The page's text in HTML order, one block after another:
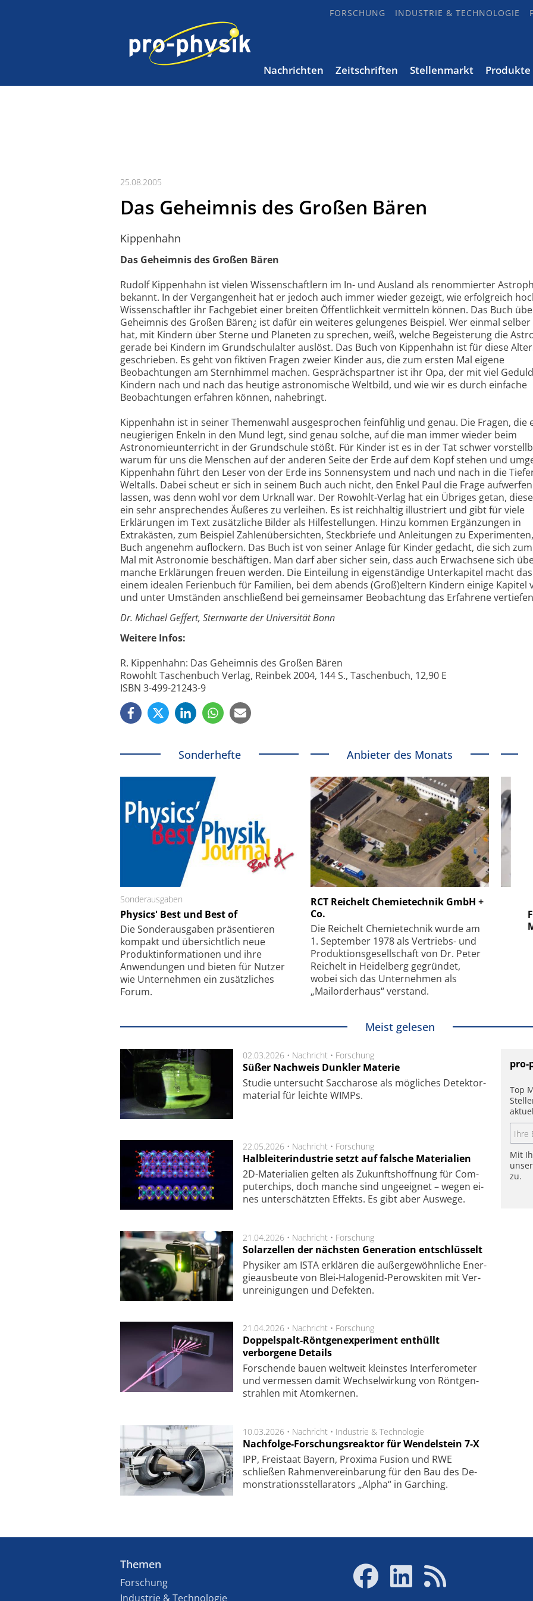
FORSCHUNG INDUSTRIE & TECHNOLOGIE
Nachrichten Zeitschriften Stellenmarkt Produkte
25.08.2005
Das Geheimnis des Großen Bären
Kippenhahn
Das Geheimnis des Großen Bären
Rudolf Kippenhahn ist vielen Wissenschaftlern im In- und Ausland als renommierter
bekannt. In der Vergangenheit hat er jedoch auch immer wieder gezeigt, wie erfolgreich
Wissenschaftler ihr Fachgebiet einer breiten Öffentlichkeit vermitteln können. Das Buch
Geheimnis des Großen Bären¿ ist dafür ein weiteres gelungenes Beispiel. Wer einmal
hat, mit Kindern über Sterne und Planeten zu sprechen, weiß, welche Begeisterung die
gerade bei Kindern im Grundschulalter auslöst. Das Buch von Kippenhahn ist für diese
geschrieben. Es geht von fiktiven Fragen zweier Kinder aus, die zum ersten Mal eigene
Beobachtungen am Sternhimmel machen. Gesprächspartner ist ihr Opa, der mit viel
Kindern nach und nach das heutige astronomische Weltbild, und wie wir es durch einfache
Beobachtungen erfahren können, nahebringt.
Kippenhahn ist in seiner Themenwahl ausgesprochen feinfühlig und genau. Die Fragen, die
neugierigen Enkeln in den Mund legt, sind genau solche, auf die man immer wieder beim
Astronomieunterricht in der Grundschule stößt. Für Kinder ist es in der Tat schwer
warum für uns die Menschen auf der anderen Seite der Erde auf dem Kopf stehen und
Kippenhahn führt den Leser von der Erde ins Sonnensystem und nach und nach in die
Weltalls. Dabei scheut er sich in seinem Buch auch nicht, den Enkel Paul die Frage
lassen, was denn wohl vor dem Urknall war. Der Rowohlt-Verlag hat ein Übriges getan,
ein sehr ansprechendes Äußeres zu verleihen. Es ist reichhaltig illustriert und gibt für viele
Erklärungen im Text zusätzliche Bilder als Hilfestellungen. Hinzu kommen Ergänzungen in
Extrakästen, zum Beispiel Zahlenübersichten, Steckbriefe und Anleitungen zu
Buch angenehm auflockern. Das Buch ist von seiner Anlage für Kinder gedacht, die sich
Mal mit Astronomie beschäftigen. Man darf aber sicher sein, dass auch Erwachsene sich
manche Erklärungen freuen werden. Die Einteilung in eigenständige Unterkapitel macht
einem idealen Ferienbuch für Familien, bei dem abends (Groß)eltern Kindern einige Kapitel
und unter Umständen anschließend bei gemeinsamer Beobachtung das Erfahrene
Dr. Michael Geffert, Sternwarte der Universität Bonn
Weitere Infos:
R. Kippenhahn: Das Geheimnis des Großen Bären
Rowohlt Taschenbuch Verlag, Reinbek 2004, 144 S., ­Taschenbuch, 12,90 E
ISBN 3-499-21243-9
Sonderhefte
Sonderausgaben
Physics' Best und Best of
Die Sonder­ausgaben präsentieren
kompakt und übersichtlich neue
Produkt­informationen und ihre
Anwendungen und bieten für Nutzer
wie Unternehmen ein zusätzliches
Forum.
Anbieter des Monats
RCT Reichelt Chemietechnik GmbH +
Co.
Die Reichelt Chemietechnik wurde am
1. September 1978 als Vertriebs- und
Produktionsgesellschaft von Dr. Peter
Reichelt in Heidelberg gegründet,
wobei sich das Unternehmen als
„Mailorderhaus“ verstand.
Faserkoppler mit Super-
Feinfokussierungsmechanismus
SmarAct GmbH
kleinstem Raum
Meist gelesen
02.03.2026 • Nachricht • Forschung
Süßer Nachweis Dunkler Materie
Studie unter­sucht Saccha­ro­se als mög­li­ches De­tek­tor­
ma­te­rial für leich­te WIMPs.
22.05.2026 • Nachricht • Forschung
Halbleiterindustrie setzt auf falsche Materialien
2D-Mate­ri­a­li­en gel­ten als Zu­kunfts­hoff­nung für Com­
pu­ter­chips, doch man­che sind un­ge­eig­net – we­gen ei­
nes un­ter­schätz­ten Ef­fekts. Es gibt aber Aus­we­ge.
21.04.2026 • Nachricht • Forschung
Solarzellen der nächsten Generation entschlüsselt
Physiker am ISTA er­klä­ren die außer­ge­wöhn­li­che Ener­
gie­aus­beu­te von Blei-Halo­ge­nid-Perows­ki­ten mit Ver­
unrei­ni­gung­en und De­fek­ten.
21.04.2026 • Nachricht • Forschung
Doppelspalt-Röntgenexperiment enthüllt
verborgene Details
For­schen­de bau­en welt­weit kleins­tes In­ter­fe­ro­me­ter
und ver­mes­sen da­mit Wech­sel­wir­kung von Rönt­gen­
strah­len mit Atom­ker­nen.
10.03.2026 • Nachricht • Industrie & Technologie
Nachfolge-Forschungsreaktor für Wendelstein 7-X
IPP, Frei­staat Bay­ern, Pro­xi­ma Fu­sion und RWE
schließen Rah­men­ver­ein­ba­rung für den Bau des De­
mon­stra­tions­stel­la­ra­tors „Alpha“ in Gar­ching.
pro-
Top
Mit
zu.
Themen
Forschung
Industrie & Technologie